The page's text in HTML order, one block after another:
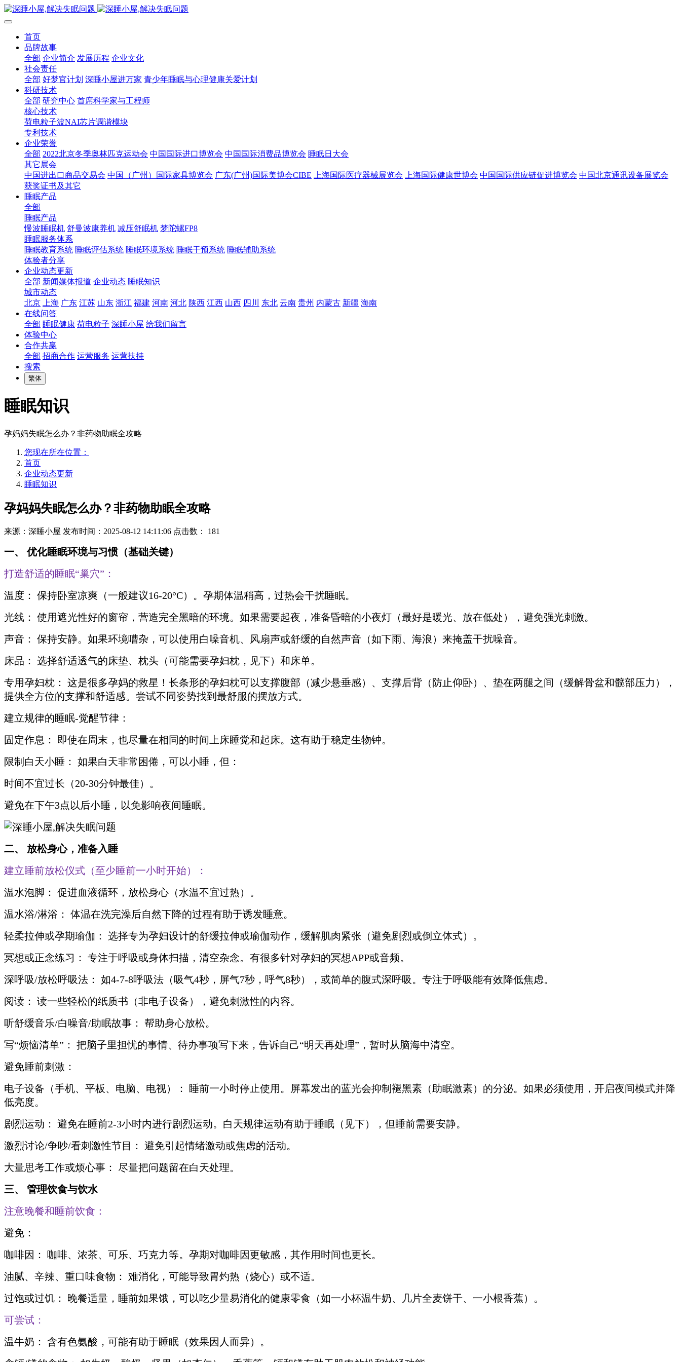
首页
品牌故事
全部 企业简介 发展历程 企业文化
社会责任
全部 好梦官计划 深睡小屋进万家 青少年睡眠与心理健康关爱计划
科研技术
全部 研究中心 首席科学家与工程师
核心技术
荷电粒子波NAI芯片调谐模块
专利技术
企业荣誉
全部 2022北京冬季奥林匹克运动会 中国国际进口博览会 中国国际消费品博览会 睡眠日大会
其它展会
中国进出口商品交易会 中国（广州）国际家具博览会 广东(广州)国际美博会CIBE 上海国际医疗器械展览会 上海国际健康世博会 中国国际供应链促进博览会 中国北京通讯设备展览会
获奖证书及其它
睡眠产品
全部
睡眠产品
慢波睡眠机 舒曼波康养机 减压舒眠机 梦陀螺FP8
睡眠服务体系
睡眠教育系统 睡眠评估系统 睡眠环境系统 睡眠干预系统 睡眠辅助系统
体验者分享
企业动态更新
全部 新闻媒体报道 企业动态 睡眠知识
城市动态
北京
上海 广东 江苏 山东 浙江 福建 河南 河北 陕西 江西 山西 四川 东北 云南 贵州 内蒙古 新疆 海南
在线问答
全部 睡眠健康 荷电粒子 深睡小屋 给我们留言
体验中心
合作共赢
全部 招商合作 运营服务 运营扶持
搜索
繁体
睡眠知识
孕妈妈失眠怎么办？非药物助眠全攻略
您现在所在位置：
首页
企业动态更新
睡眠知识
孕妈妈失眠怎么办？非药物助眠全攻略
来源：深睡小屋 发布时间：2025-08-12 14:11:06 点击数： 181
一、 优化睡眠环境与习惯（基础关键）
打造舒适的睡眠“巢穴”：
温度： 保持卧室凉爽（一般建议16-20°C）。孕期体温稍高，过热会干扰睡眠。
光线： 使用遮光性好的窗帘，营造完全黑暗的环境。如果需要起夜，准备昏暗的小夜灯（最好是暖光、放在低处），避免强光刺激。
声音： 保持安静。如果环境嘈杂，可以使用白噪音机、风扇声或舒缓的自然声音（如下雨、海浪）来掩盖干扰噪音。
床品： 选择舒适透气的床垫、枕头（可能需要孕妇枕，见下）和床单。
专用孕妇枕： 这是很多孕妈的救星！长条形的孕妇枕可以支撑腹部（减少悬垂感）、支撑后背（防止仰卧）、垫在两腿之间（缓解骨盆和髋部压力），
提供全方位的支撑和舒适感。尝试不同姿势找到最舒服的摆放方式。
建立规律的睡眠-觉醒节律：
固定作息： 即使在周末，也尽量在相同的时间上床睡觉和起床。这有助于稳定生物钟。
限制白天小睡： 如果白天非常困倦，可以小睡，但：
时间不宜过长（20-30分钟最佳）。
避免在下午3点以后小睡，以免影响夜间睡眠。
二、 放松身心，准备入睡
建立睡前放松仪式（至少睡前一小时开始）：
温水泡脚： 促进血液循环，放松身心（水温不宜过热）。
温水浴/淋浴： 体温在洗完澡后自然下降的过程有助于诱发睡意。
轻柔拉伸或孕期瑜伽： 选择专为孕妇设计的舒缓拉伸或瑜伽动作，缓解肌肉紧张（避免剧烈或倒立体式）。
冥想或正念练习： 专注于呼吸或身体扫描，清空杂念。有很多针对孕妇的冥想APP或音频。
深呼吸/放松呼吸法： 如4-7-8呼吸法（吸气4秒，屏气7秒，呼气8秒），或简单的腹式深呼吸。专注于呼吸能有效降低焦虑。
阅读： 读一些轻松的纸质书（非电子设备），避免刺激性的内容。
听舒缓音乐/白噪音/助眠故事： 帮助身心放松。
写“烦恼清单”： 把脑子里担忧的事情、待办事项写下来，告诉自己“明天再处理”，暂时从脑海中清空。
避免睡前刺激：
电子设备（手机、平板、电脑、电视）： 睡前一小时停止使用。屏幕发出的蓝光会抑制褪黑素（助眠激素）的分泌。如果必须使用，开启夜间模式并降
低亮度。
剧烈运动： 避免在睡前2-3小时内进行剧烈运动。白天规律运动有助于睡眠（见下），但睡前需要安静。
激烈讨论/争吵/看刺激性节目： 避免引起情绪激动或焦虑的活动。
大量思考工作或烦心事： 尽量把问题留在白天处理。
三、 管理饮食与饮水
注意晚餐和睡前饮食：
避免：
咖啡因： 咖啡、浓茶、可乐、巧克力等。孕期对咖啡因更敏感，其作用时间也更长。
油腻、辛辣、重口味食物： 难消化，可能导致胃灼热（烧心）或不适。
过饱或过饥： 晚餐适量，睡前如果饿，可以吃少量易消化的健康零食（如一小杯温牛奶、几片全麦饼干、一小根香蕉）。
可尝试：
温牛奶： 含有色氨酸，可能有助于睡眠（效果因人而异）。